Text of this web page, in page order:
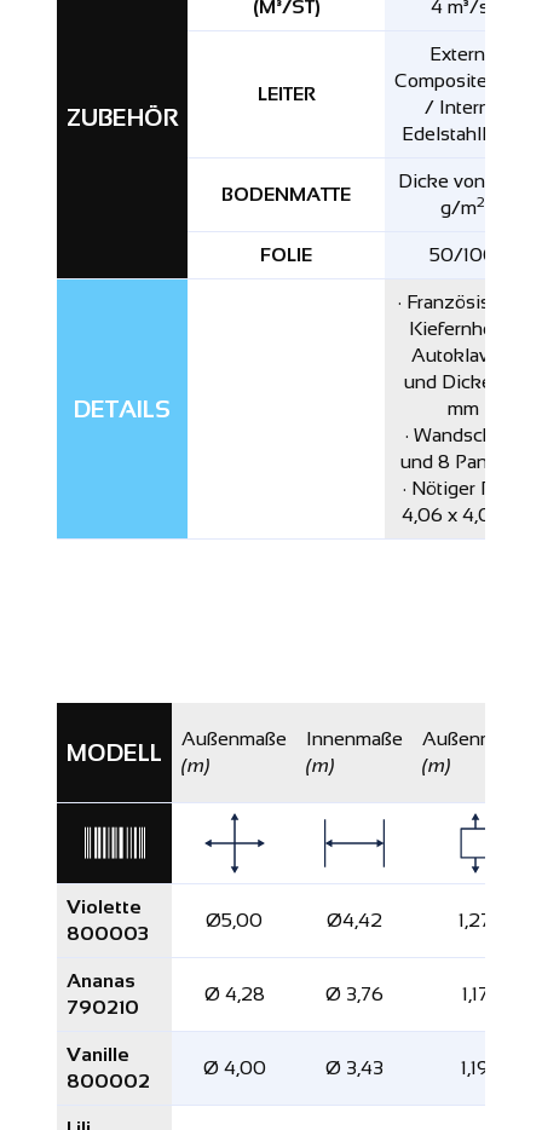
ZUBEHÖR
(M³/ST)
4 m³/st
LEITER
Externe
Compositeleiter
/ Interne
Edelstahlleiter
BODENMATTE
Dicke von 200
g/m2
FOLIE 50/100
DETAILS
· Französischer
Kiefernholz-
Autoklav IV
und Dicke 46
mm
· Wandschutz
und 8 Paneele
· Nötiger Platz
4,06 x 4,06 m
MODELL
Außenmaße
(m)
Innenmaße
(m)
Außenmaße
(m)
Violette
800003
Ø5,00 Ø4,42 1,27
Ananas
790210
Ø 4,28 Ø 3,76 1,17
Vanille
800002
Ø 4,00 Ø 3,43 1,19